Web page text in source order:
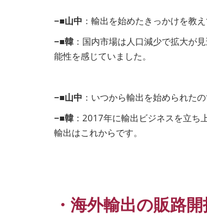
−■山中 ：輸出を始めたきっかけを教え
−■韓 ：国内市場は人口減少で拡大が
能性を感じていました。
−■山中 ：いつから輸出を始められたの
−■韓 ：2017年に輸出ビジネスを立
輸出はこれからです。
・海外輸出の販路